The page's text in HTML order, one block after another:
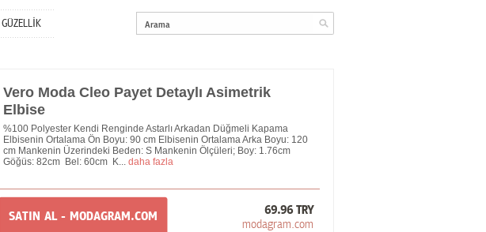
GÜZELLİK
Vero Moda Cleo Payet Detaylı Asimetrik
Elbise
%100 Polyester Kendi Renginde Astarlı Arkadan Düğmeli Kapama
Elbisenin Ortalama Ön Boyu: 90 cm Elbisenin Ortalama Arka Boyu: 120
cm Mankenin Üzerindeki Beden: S Mankenin Ölçüleri; Boy: 1.76cm
Göğüs: 82cm Bel: 60cm K... daha fazla
SATIN AL - MODAGRAM.COM 69.96 TRY
modagram.com